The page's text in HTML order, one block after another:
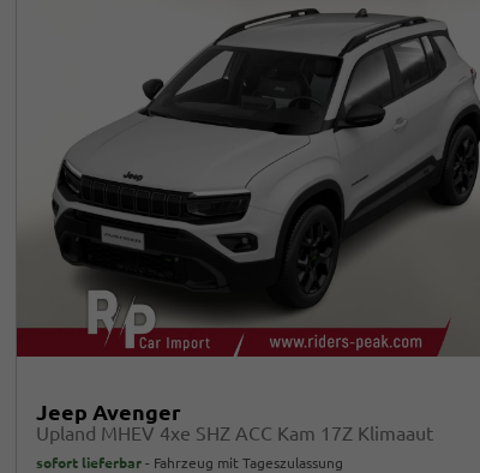
Jeep Avenger
Upland MHEV 4xe SHZ ACC Kam 17Z Klimaaut
sofort lieferbar Fahrzeug mit Tageszulassung